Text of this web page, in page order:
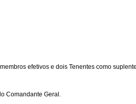
efetivos e dois Tenentes como
Comandante Geral.